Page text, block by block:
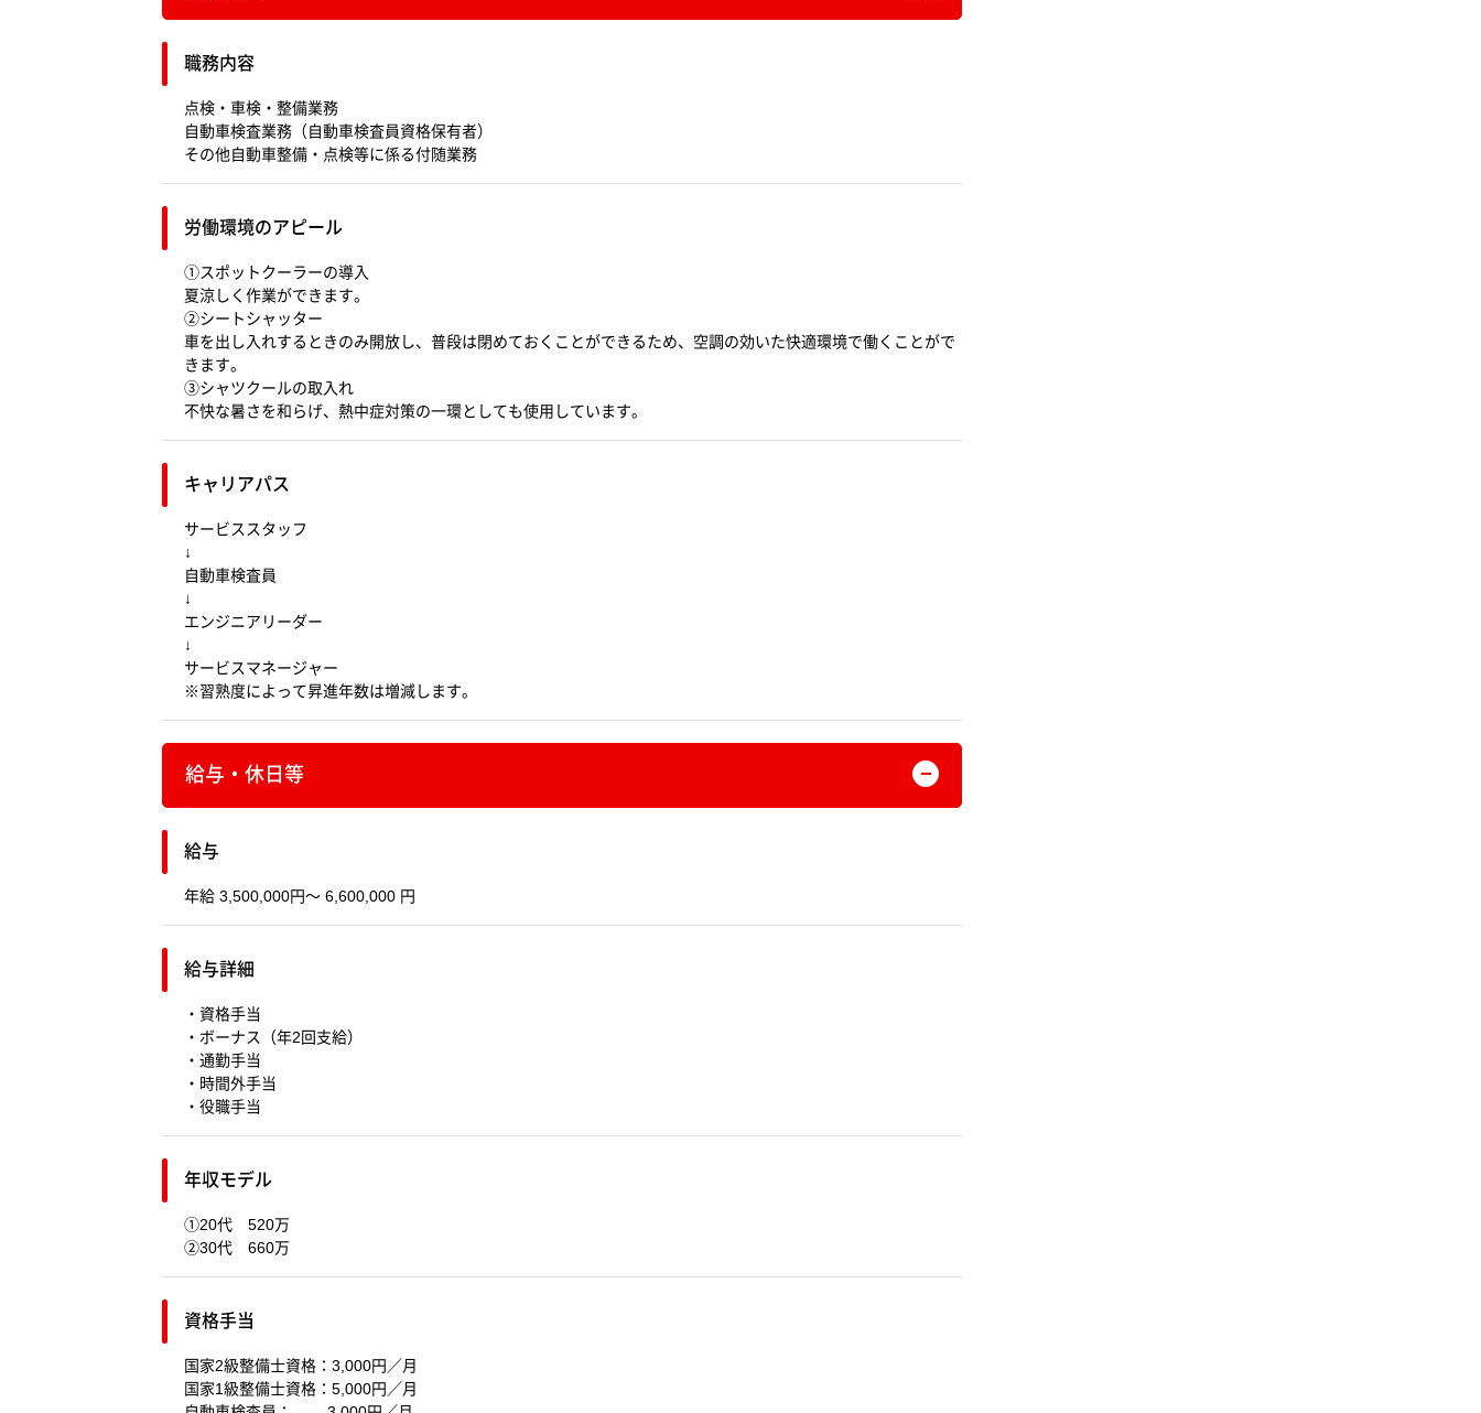
職務内容
点検・車検・整備業務
自動車検査業務（自動車検査員資格保有者）
その他自動車整備・点検等に係る付随業務
労働環境のアピール
①スポットクーラーの導入
夏涼しく作業ができます。
②シートシャッター
車を出し入れするときのみ開放し、普段は閉めておくことができるため、空調の効いた快適環境で働くことがで
きます。
③シャツクールの取入れ
不快な暑さを和らげ、熱中症対策の一環としても使用しています。
キャリアパス
サービススタッフ
↓
自動車検査員
↓
エンジニアリーダー
↓
サービスマネージャー
※習熟度によって昇進年数は増減します。
給与・休日等
給与
年給 3,500,000円～ 6,600,000 円
給与詳細
・資格手当
・ボーナス（年2回支給）
・通勤手当
・時間外手当
・役職手当
年収モデル
①20代 520万
②30代 660万
資格手当
国家2級整備士資格：3,000円／月
国家1級整備士資格：5,000円／月